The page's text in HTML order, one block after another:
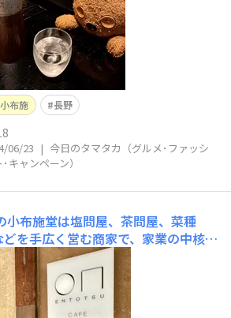
小布施 長野
06/23 | 今日のタマタカ（グルメ･ファッシ
キャンペーン）
小布施堂は塩問屋、茶問屋、菜種
を手広く営む商家で、家業の中核が
業された桝一市村酒造場でした。そ
栗菓子製造に乗り出します。当時の缶
ての工場生産方式を導入して銘菓「栗
。これが小布施堂の前身となります